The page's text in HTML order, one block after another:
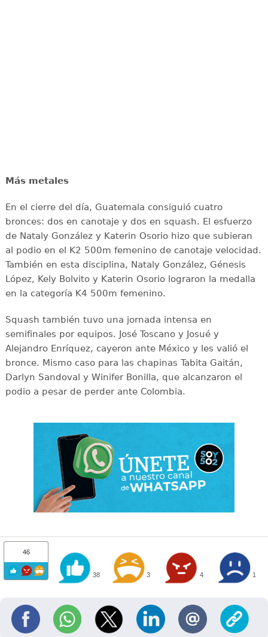
Más metales
En el cierre del día, Guatemala consiguió cuatro
bronces: dos en canotaje y dos en squash. El esfuerzo
de Nataly González y Katerin Osorio hizo que subieran
al podio en el K2 500m femenino de canotaje velocidad.
También en esta disciplina, Nataly González, Génesis
López, Kely Bolvito y Katerin Osorio lograron la medalla
en la categoría K4 500m femenino.
Squash también tuvo una jornada intensa en
semifinales por equipos. José Toscano y Josué y
Alejandro Enríquez, cayeron ante México y les valió el
bronce. Mismo caso para las chapinas Tabita Gaitán,
Darlyn Sandoval y Winifer Bonilla, que alcanzaron el
podio a pesar de perder ante Colombia.
46
38 3 4 1